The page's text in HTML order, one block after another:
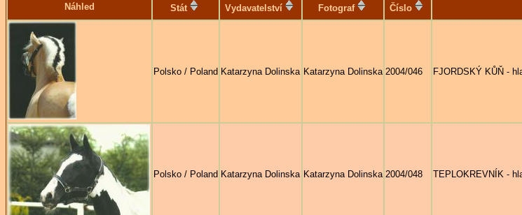
Náhled Stát Vydavatelství Fotograf Číslo
Polsko / Poland Katarzyna Dolinska Katarzyna Dolinska 2004/046 FJORDSKÝ KŮŇ -
Polsko / Poland Katarzyna Dolinska Katarzyna Dolinska 2004/048 TEPLOKREVNÍK -